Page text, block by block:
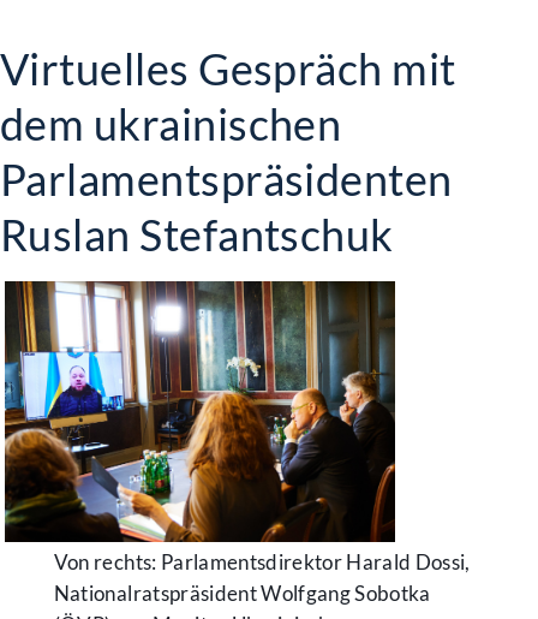
Virtuelles Gespräch mit
dem ukrainischen
Parlamentspräsidenten
Ruslan Stefantschuk
Von rechts: Parlamentsdirektor Harald Dossi,
Nationalratspräsident Wolfgang Sobotka